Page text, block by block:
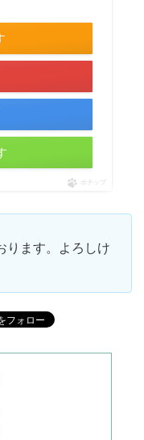
ポチップ
ります。よろしけ